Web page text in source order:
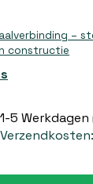
–
constructie
1-5
Verzendkosten: